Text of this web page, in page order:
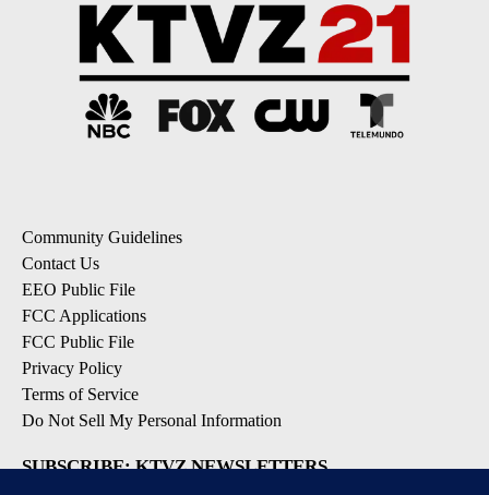
Community Guidelines
Contact Us
EEO Public File
FCC Applications
FCC Public File
Privacy Policy
Terms of Service
Do Not Sell My Personal Information
SUBSCRIBE: KTVZ NEWSLETTERS